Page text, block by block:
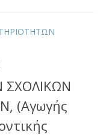
(Αγωγής